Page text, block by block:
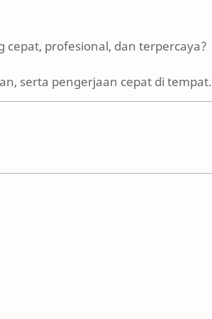
cepat, profesional, dan terpercaya?
serta pengerjaan cepat di tempat.